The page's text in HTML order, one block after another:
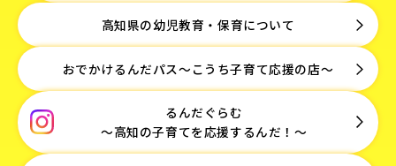
高知県の幼児教育・保育について
おでかけるんだパス～こうち子育て応援の店～
るんだぐらむ
～高知の子育てを応援するんだ！～